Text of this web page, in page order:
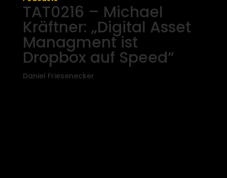
TAT0216 – Michael
Kräftner: „Digital Asset
Managment ist
Dropbox auf Speed“
Daniel Friesenecker